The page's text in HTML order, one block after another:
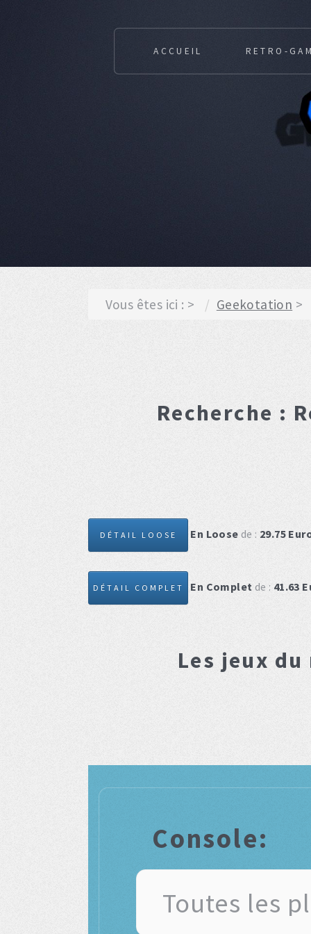
ACCUEIL RETRO-
Vous êtes ici : Geekotation
Recherche :
DÉTAIL LOOSE En Loose de : 29.75
DÉTAIL COMPLET En Complet de : 41.63
Les jeux
Console: